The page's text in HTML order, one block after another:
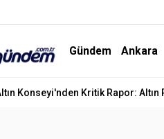
Gündem Ankara
Konseyi'nden Kritik Rapor: